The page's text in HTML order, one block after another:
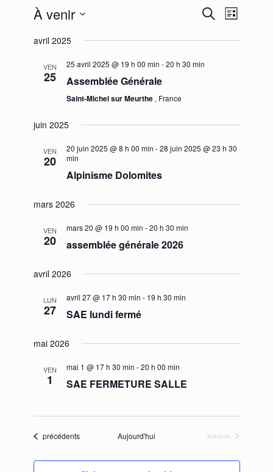
Recherche
de
Évènements
RechercheNavigation
de
Évènement
Liste
À venir
une
avril 2025
VEN
25
25 avril 2025 @ 19 h 00 min -20 h 30 min
Assemblée Générale
Saint-Michel sur Meurthe , France
juin 2025
VEN
20
20 juin 2025 @ 8 h 00 min -28 juin 2025 @ 23 h 30
min
Alpinisme Dolomites
mars 2026
VEN
20
mars 20 @ 19 h 00 min -20 h 30 min
assemblée générale 2026
avril 2026
LUN
27
avril 27 @ 17 h 30 min - 19 h 30 min
SAE lundi fermé
mai 2026
VEN
1
mai 1 @ 17 h 30 min -20 h 00 min
SAE FERMETURE SALLE
Évènements
précédents Aujourd'hui Évènements
suivants